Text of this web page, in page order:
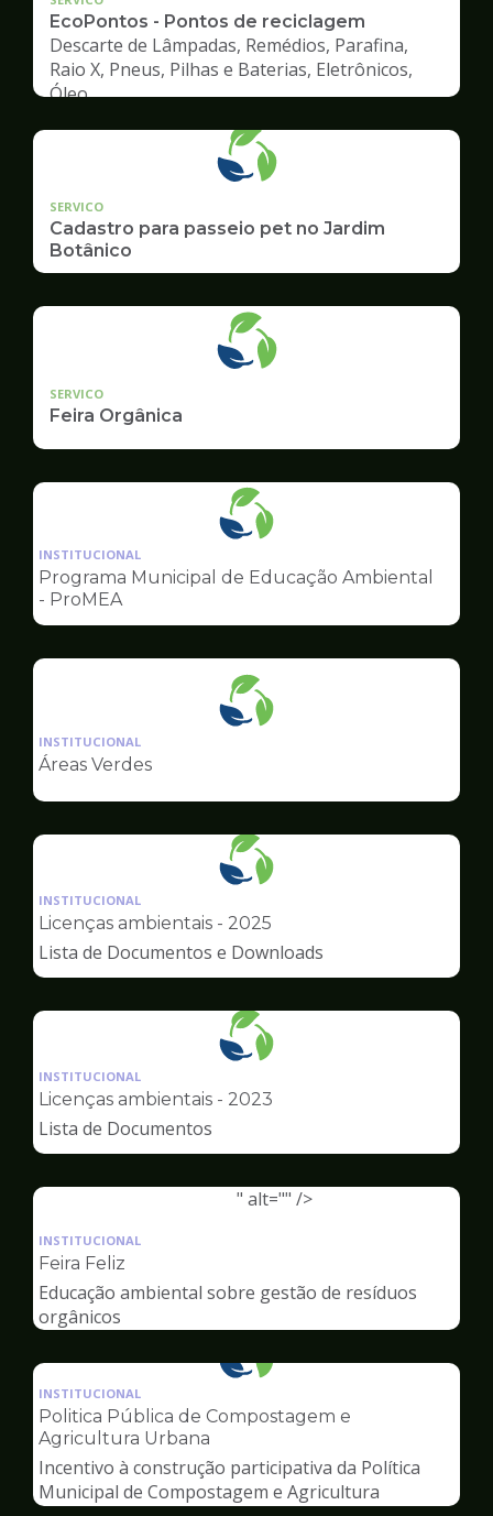
EcoPontos - Pontos de reciclagem
Descarte de Lâmpadas, Remédios, Parafina,
Raio X, Pneus, Pilhas e Baterias, Eletrônicos,
Óleo
SERVICO
Cadastro para passeio pet no Jardim
Botânico
SERVICO
Feira Orgânica
Ilustração
pagina
Meio
INSTITUCIONAL
Programa Municipal de Educação Ambiental
- ProMEA
Ilustração
Meio
Ambiente
INSTITUCIONAL
Áreas Verdes
Ilustração
pagina
Meio
INSTITUCIONAL
Licenças ambientais - 2025
Lista de Documentos e Downloads
Ilustração
pagina
INSTITUCIONAL
Licenças ambientais - 2023
Lista de Documentos
" alt="" />
Ilustração
Meio
Ambiente
INSTITUCIONAL
Feira Feliz
Educação ambiental sobre gestão de resíduos
orgânicos
Ilustração
pagina
Meio
Ambiente
INSTITUCIONAL
Politica Pública de Compostagem e
Agricultura Urbana
Incentivo à construção participativa da Política
Municipal de Compostagem e Agricultura